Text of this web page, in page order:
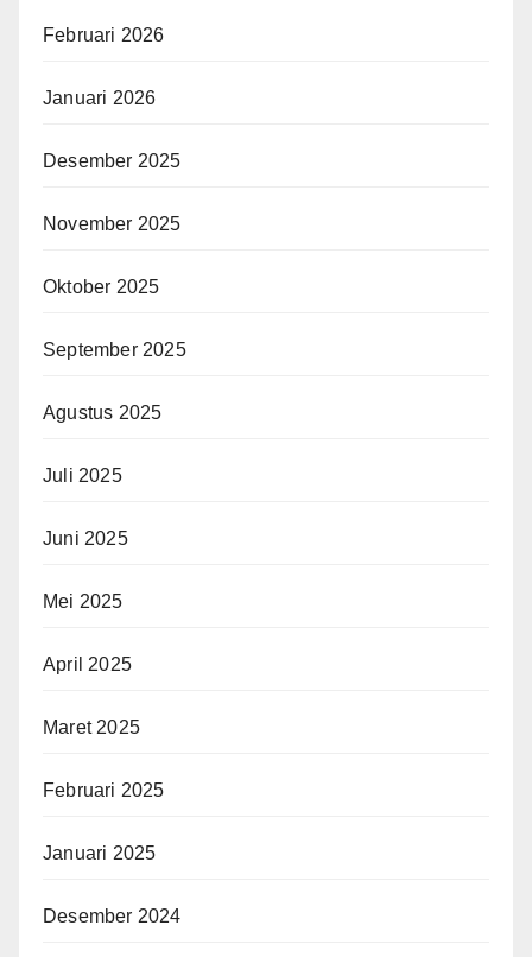
Februari 2026
Januari 2026
Desember 2025
November 2025
Oktober 2025
September 2025
Agustus 2025
Juli 2025
Juni 2025
Mei 2025
April 2025
Maret 2025
Februari 2025
Januari 2025
Desember 2024